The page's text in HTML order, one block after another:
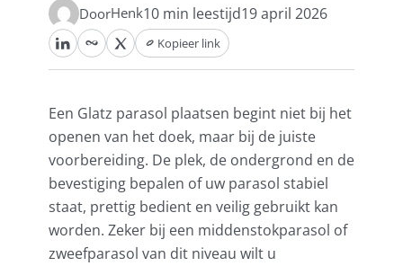
Snel leverbaar
Parasolvoeten
Balkonklemmen
Beschermhoezen
DoorHenk10 min leestijd19 april 2026
Kopieer link
Een Glatz parasol plaatsen begint niet bij het
openen van het doek, maar bij de juiste
voorbereiding. De plek, de ondergrond en de
bevestiging bepalen of uw parasol stabiel
staat, prettig bedient en veilig gebruikt kan
worden. Zeker bij een middenstokparasol of
zweefparasol van dit niveau wilt u